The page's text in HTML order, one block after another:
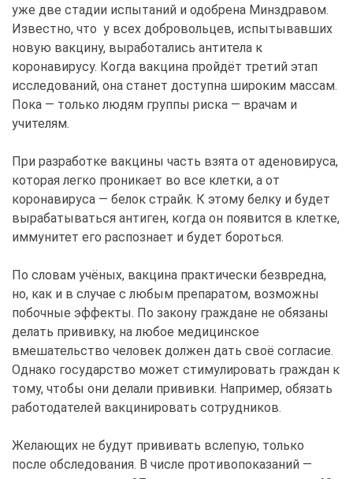
уже две стадии испытаний и одобрена Минздравом.
Известно, что у всех добровольцев, испытывавших
новую вакцину, выработались антитела к
коронавирусу. Когда вакцина пройдёт третий этап
исследований, она станет доступна широким массам.
Пока — только людям группы риска — врачам и
учителям.
При разработке вакцины часть взята от аденовируса,
которая легко проникает во все клетки, а от
коронавируса — белок страйк. К этому белку и будет
вырабатываться антиген, когда он появится в клетке,
иммунитет его распознает и будет бороться.
По словам учёных, вакцина практически безвредна,
но, как и в случае с любым препаратом, возможны
побочные эффекты. По закону граждане не обязаны
делать прививку, на любое медицинское
вмешательство человек должен дать своё согласие.
Однако государство может стимулировать граждан к
тому, чтобы они делали прививки. Например, обязать
работодателей вакцинировать сотрудников.
Желающих не будут прививать вслепую, только
после обследования. В числе противопоказаний —